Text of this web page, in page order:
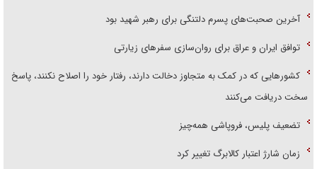
آخرین صحبت‌های پسرم دلتنگی برای رهبر شهید بود
توافق ایران و عراق برای روان‌سازی سفر‌های زیارتی
کشور‌هایی که در کمک به متجاوز دخالت دارند، رفتار خود را اصلاح نکنند، پاسخ
سخت دریافت می‌کنند
تضعیف پلیس، فروپاشی همه‌چیز
زمان شارژ اعتبار کالابرگ تغییر کرد